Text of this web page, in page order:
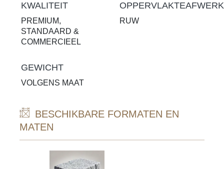
KWALITEIT
PREMIUM,
STANDAARD &
COMMERCIEEL
RUW
GEWICHT
VOLGENS MAAT
BESCHIKBARE FORMATEN EN
MATEN